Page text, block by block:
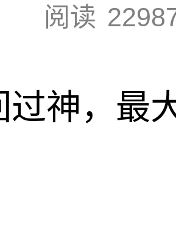
阅读
神，最